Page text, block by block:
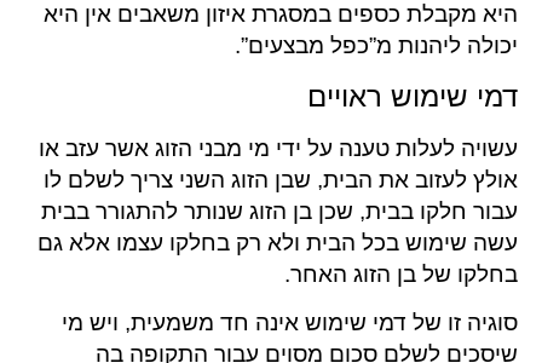
היא מקבלת כספים במסגרת איזון משאבים אין היא
יכולה ליהנות מ”כפל מבצעים”.
דמי שימוש ראויים
עשויה לעלות טענה על ידי מי מבני הזוג אשר עזב או
אולץ לעזוב את הבית, שבן הזוג השני צריך לשלם לו
עבור חלקו בבית, שכן בן הזוג שנותר להתגורר בבית
עשה שימוש בכל הבית ולא רק בחלקו עצמו אלא גם
בחלקו של בן הזוג האחר.
סוגיה זו של דמי שימוש אינה חד משמעית, ויש מי
שיסכים לשלם סכום מסוים עבור התקופה בה